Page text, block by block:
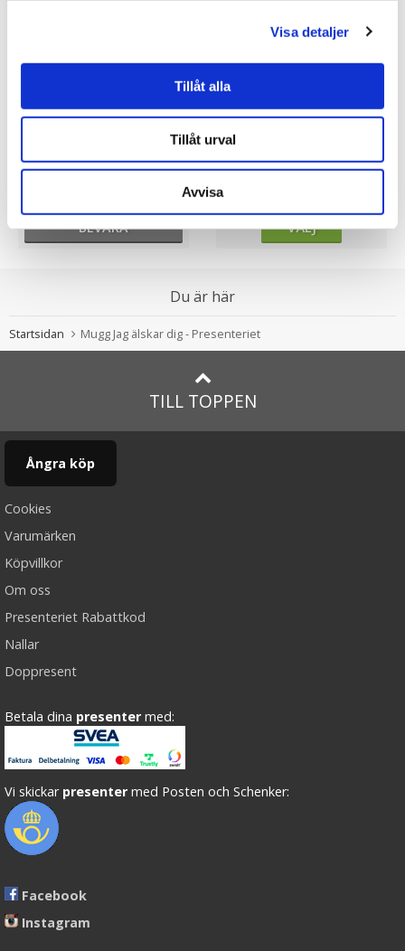
Visa detaljer
Tillåt alla
Tillåt urval
Avvisa
BEVAKA VÄLJ
Du är här
Startsidan Mugg Jag älskar dig - Presenteriet
TILL TOPPEN
Ångra köp
Cookies
Varumärken
Köpvillkor
Om oss
Presenteriet Rabattkod
Nallar
Doppresent
Betala dina presenter med:
Vi skickar presenter med Posten och Schenker:
Facebook
Instagram